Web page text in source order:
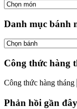
Danh mục bánh
Công thức hàng
Công thức hàng tháng
Phản hồi gần đây